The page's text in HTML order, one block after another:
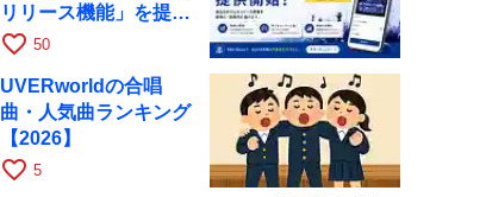
リリース機能」を提供
開始
favorite_border 50
UVERworldの合唱
曲・人気曲ランキング
【2026】
favorite_border 5